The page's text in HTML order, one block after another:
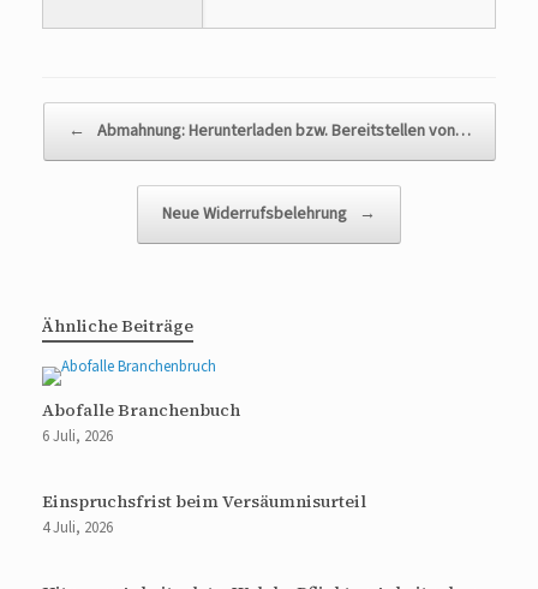
← Abmahnung: Herunterladen bzw. Bereitstellen von…
Neue Widerrufsbelehrung →
Ähnliche Beiträge
Abofalle Branchenbuch
6 Juli, 2026
Einspruchsfrist beim Versäumnisurteil
4 Juli, 2026